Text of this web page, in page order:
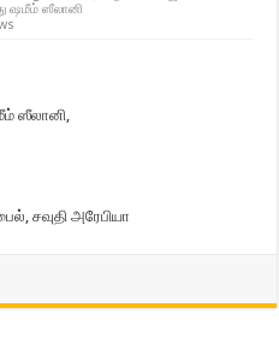
ஷமீம் ஸீலானி
ஸீலானி,
சவுதி அரேபியா